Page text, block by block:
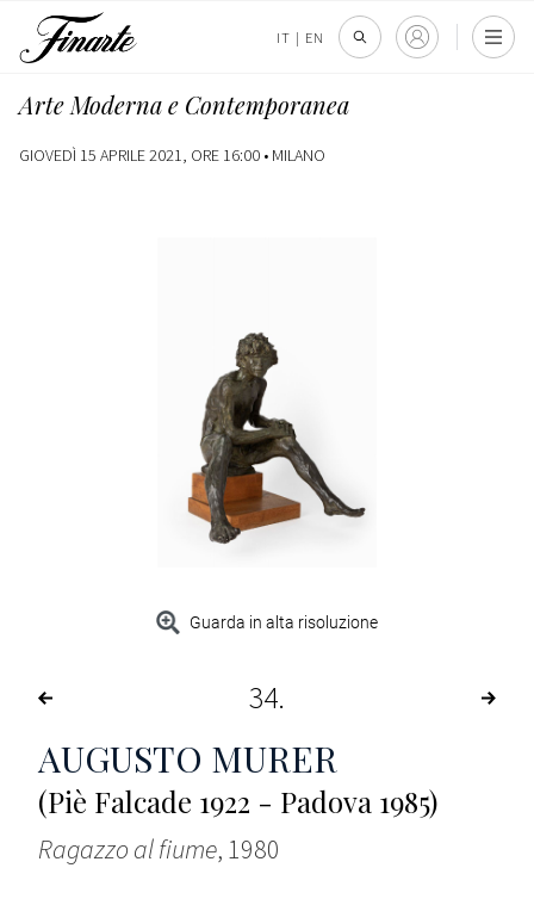
IT | EN
Arte Moderna e Contemporanea
GIOVEDÌ 15 APRILE 2021, ORE 16:00 • MILANO
Guarda in alta risoluzione
34
AUGUSTO MURER
(Piè Falcade 1922 - Padova 1985)
Ragazzo al fiume, 1980